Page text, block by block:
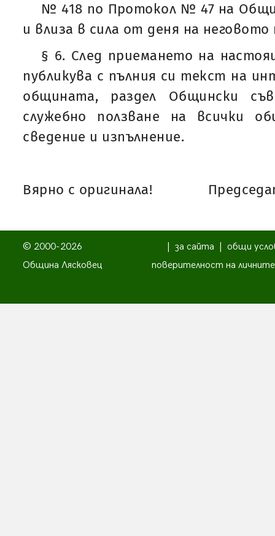
№ 418 по Протокол № 47 на
и влиза в сила от деня на неговото
§ 6. След приемането на
публикува с пълния си текст на
общината, раздел Общински
служебно ползване на всички
сведение и изпълнение.
Вярно с оригинала!
© 2000-2026
Община Лясковец
за сайта
общи
поверителност на